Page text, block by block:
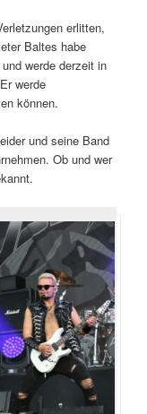
erlitten,
Baltes habe
werde derzeit in
werde
können.
und seine Band
Ob und wer